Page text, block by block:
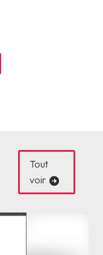
Tout
voir